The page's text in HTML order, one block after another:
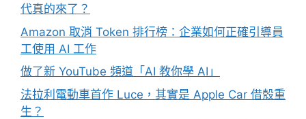
代真的來了？
Amazon 取消 Token 排行榜：企業如何正確引導員
工使用 AI 工作
做了新 YouTube 頻道「AI 教你學 AI」
法拉利電動車首作 Luce，其實是 Apple Car 借殼重
生？